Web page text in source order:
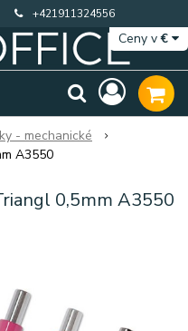
+421911324556
Ceny v€
- mechanické
A3550
0,5mm A3550